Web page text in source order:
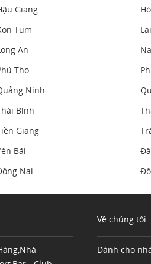
Giang
Tum
An
Thọ
Ninh
Bình
Giang
Bái
Nai
Về chúng tôi
Dành cho